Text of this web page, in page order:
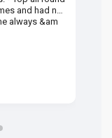
and had no
always &am